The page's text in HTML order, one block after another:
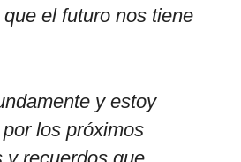
el futuro nos tiene
y estoy
los próximos